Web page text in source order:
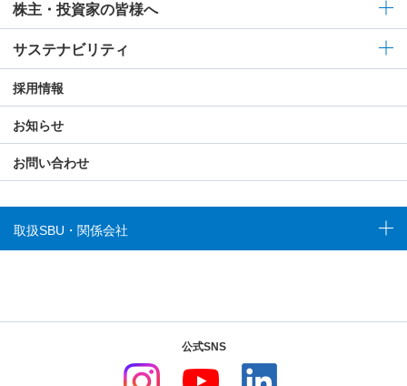
株主・投資家の皆様へ
サステナビリティ
採用情報
お知らせ
お問い合わせ
取扱SBU・関係会社
公式SNS